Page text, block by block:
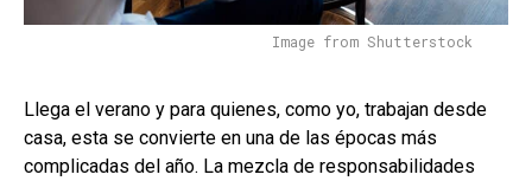
Image from Shutterstock
Llega el verano y para quienes, como yo, trabajan desde
casa, esta se convierte en una de las épocas más
complicadas del año. La mezcla de responsabilidades